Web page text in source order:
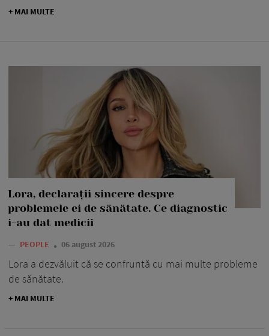
+ MAI MULTE
Lora, declarații sincere despre
problemele ei de sănătate. Ce diagnostic
i-au dat medicii
— PEOPLE 06 august 2026
Lora a dezvăluit că se confruntă cu mai multe probleme
de sănătate.
+ MAI MULTE